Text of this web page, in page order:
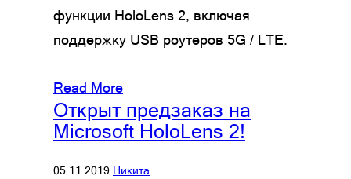
функции HoloLens 2, включая
поддержку USB роутеров 5G / LTE.
Read More
Открыт предзаказ на
Microsoft HoloLens 2!
05.11.2019·Никита